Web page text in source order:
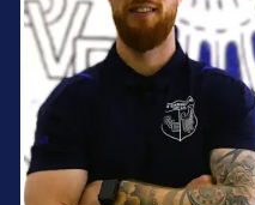
Termine